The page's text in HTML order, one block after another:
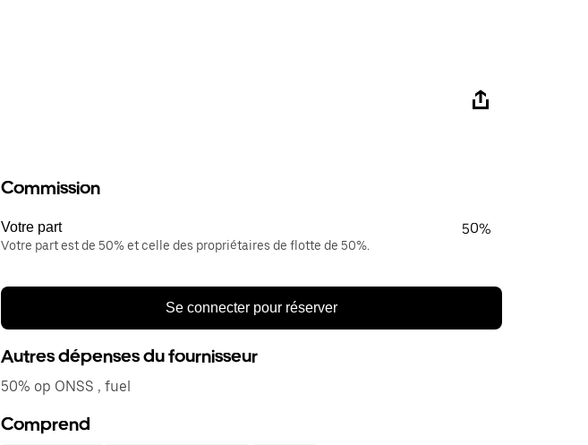
Commission
Votre part
Votre part est de 50% et celle des propriétaires de flotte de 50%.
50%
Se connecter pour réserver
Autres dépenses du fournisseur
50% op ONSS , fuel
Comprend